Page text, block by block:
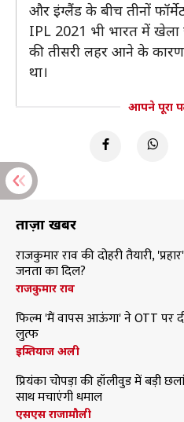
और इंग्लैंड के बीच तीनों
IPL 2021 भी भारत में खेला
की तीसरी लहर आने के कारण
था।
आपने पूरा
ताज़ा खबरें
राजकुमार राव की दोहरी तैयारी,
जनता का दिल?
राजकुमार राव
फिल्म 'मैं वापस आऊंगा' ने OTT पर
लुत्फ
इम्तियाज अली
प्रियंका चोपड़ा की हॉलीवुड में बड़ी
साथ मचाएंगी धमाल
एसएस राजामौली